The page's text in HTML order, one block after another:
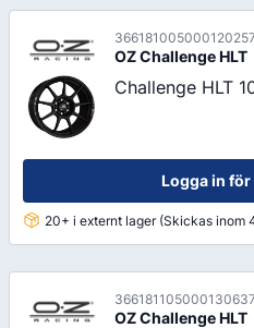
OZChallenge HLT
Challenge HLT
Logga in
20+ i externt lager (Skickas inom
OZChallenge HLT